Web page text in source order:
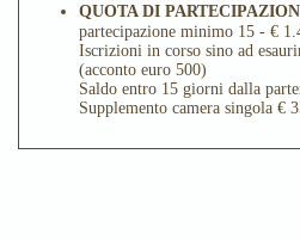
QUOTA DI
partecipazione minimo 15 - €
Iscrizioni in corso sino ad
(acconto euro 500)
Saldo entro 15 giorni dalla
Supplemento camera singola €